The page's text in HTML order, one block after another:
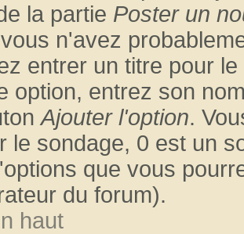
la partie Poster un
n'avez
entrer un titre pour
option, entrez son
Ajouter l'option.
le sondage, 0 est un
que vous
du forum).
haut